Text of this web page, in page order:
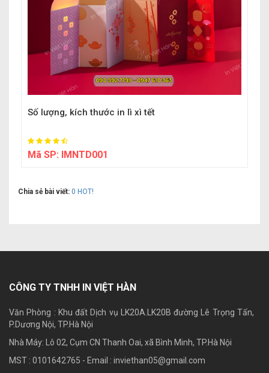
Số lượng, kích thước in lì xì tết
Mã SP: IMNTD001
Chia sẻ bài viết: 0 HOT!
CÔNG TY TNHH IN VIỆT HÀN
Văn Phòng : Khu đất Dịch vụ LK20A.LK20B đường Lê Trọng Tấn,
P.Dương Nội, TP.Hà Nội
Nhà Máy: Lô 02, Cụm CN Thanh Oai, xã Bình Minh, TP.Hà Nội
MST : 0101642765 - Email : inviethan05@gmail.com